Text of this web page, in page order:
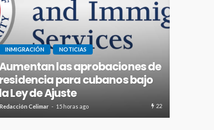
INMIGRACIÓN NOTICIAS
las aprobaciones de
residencia para cubanos bajo
la Ley de Ajuste
Redacción Celimar 15 horas ago 22